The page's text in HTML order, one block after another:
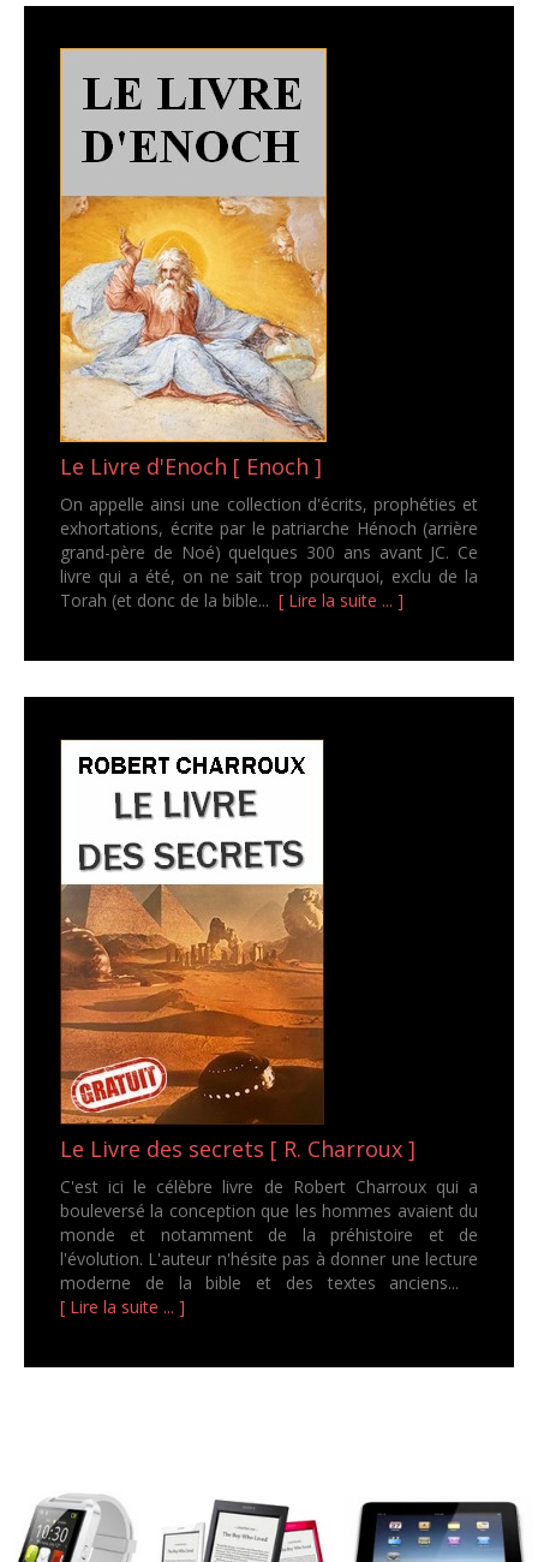
Le Livre d'Enoch [ Enoch ]
On appelle ainsi une collection d'écrits, prophéties et
exhortations, écrite par le patriarche Hénoch (arrière
grand-père de Noé) quelques 300 ans avant JC. Ce
livre qui a été, on ne sait trop pourquoi, exclu de la
Torah (et donc de la bible... [ Lire la suite ... ]
Le Livre des secrets [ R. Charroux ]
C'est ici le célèbre livre de Robert Charroux qui a
bouleversé la conception que les hommes avaient du
monde et notamment de la préhistoire et de
l'évolution. L'auteur n'hésite pas à donner une lecture
moderne de la bible et des textes anciens...
[ Lire la suite ... ]